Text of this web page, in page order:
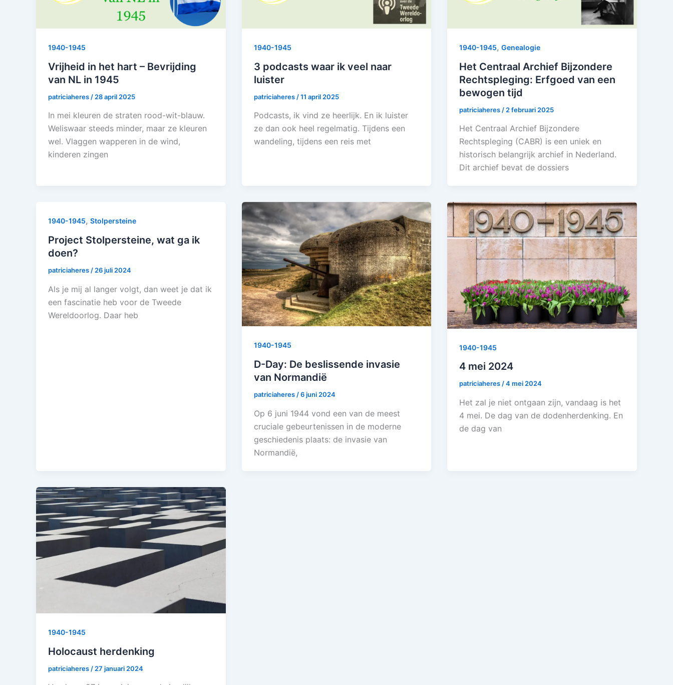
1940-1945
Vrijheid in het hart – Bevrijding
van NL in 1945
patriciaheres / 28 april 2025
In mei kleuren de straten rood-wit-blauw.
Weliswaar steeds minder, maar ze kleuren
wel. Vlaggen wapperen in de wind,
kinderen zingen
1940-1945
3 podcasts waar ik veel naar
luister
patriciaheres /11 april 2025
Podcasts, ik vind ze heerlijk. En ik luister
ze dan ook heel regelmatig. Tijdens een
wandeling, tijdens een reis met
1940-1945,Genealogie
Het Centraal Archief Bijzondere
Rechtspleging: Erfgoed van een
bewogen tijd
patriciaheres / 2 februari 2025
Het Centraal Archief Bijzondere
Rechtspleging (CABR) is een uniek en
historisch belangrijk archief in Nederland.
Dit archief bevat de dossiers
1940-1945, Stolpersteine
Project Stolpersteine, wat ga ik
doen?
patriciaheres / 26 juli 2024
Als je mij al langer volgt, dan weet je dat ik
een fascinatie heb voor de Tweede
Wereldoorlog. Daar heb
1940-1945
D-Day: De beslissende invasie
van Normandië
patriciaheres/6 juni 2024
Op 6 juni 1944 vond een van de meest
cruciale gebeurtenissen in de moderne
geschiedenis plaats: de invasie van
Normandië,
1940-1945
4 mei 2024
patriciaheres/4 mei 2024
Het zal je niet ontgaan zijn, vandaag is het
4 mei. De dag van de dodenherdenking. En
de dag van
1940-1945
Holocaust herdenking
patriciaheres / 27 januari 2024